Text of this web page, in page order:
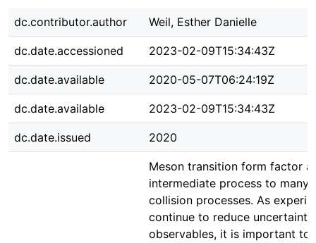
dc.contributor.author Weil, Esther Danielle
dc.date.accessioned 2023-02-09T15:34:43Z
dc.date.available 2020-05-07T06:24:19Z
dc.date.available 2023-02-09T15:34:43Z
dc.date.issued 2020
Meson transition form factor
intermediate process to many
collision processes. As
continue to reduce
observables, it is important to